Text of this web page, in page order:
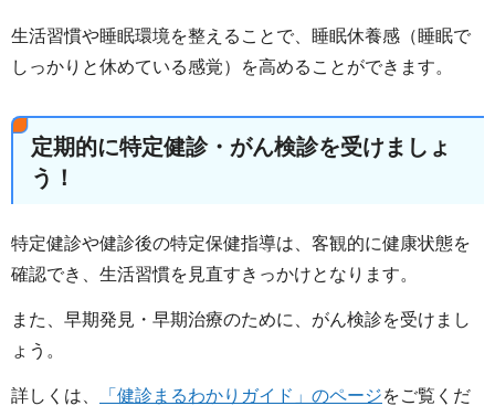
生活習慣や睡眠環境を整えることで、睡眠休養感（睡眠で
しっかりと休めている感覚）を高めることができます。
定期的に特定健診・がん検診を受けましょ
う！
特定健診や健診後の特定保健指導は、客観的に健康状態を
確認でき、生活習慣を見直すきっかけとなります。
また、早期発見・早期治療のために、がん検診を受けまし
ょう。
詳しくは、 「健診まるわかりガイド」のページをご覧くだ